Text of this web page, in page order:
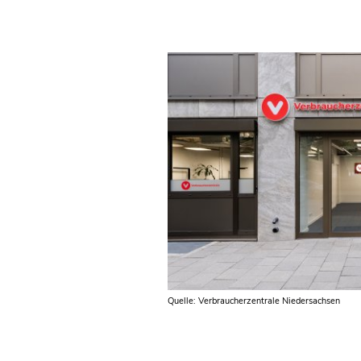
Quelle: Verbraucherzentrale Niedersachsen